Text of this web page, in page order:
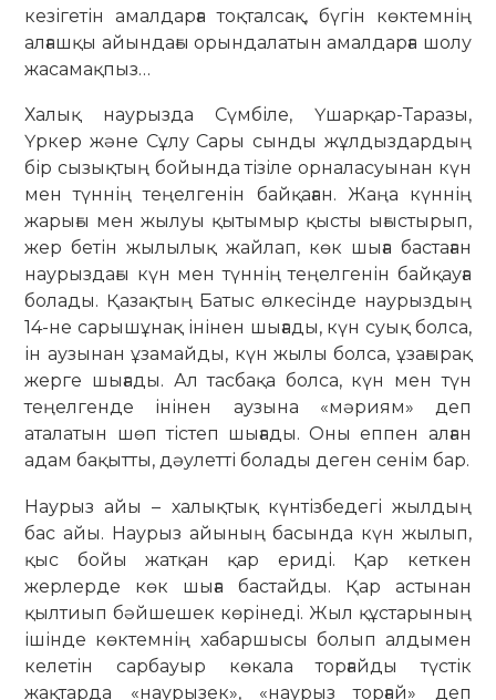
кезігетін амалдарға тоқ­тал­сақ, бүгін көктемнің
алғашқы айын­дағы орындалатын амалдарға шолу
жаса­мақпыз…
Халық наурызда Сүмбіле, Үшарқар-Таразы,
Үркер және Сұлу Сары сынды жұлдыздардың
бір сызықтың бойында тізіле орналасуынан күн
мен түннің теңелгенін байқаған. Жаңа күннің
жарығы мен жылуы қытымыр қысты ығыстырып,
жер бетін жылылық жайлап, көк шыға бастаған
наурыздағы күн мен түннің теңелгенін байқауға
болады. Қазақтың Батыс өлкесінде наурыздың
14-не сарышұнақ інінен шығады, күн суық болса,
ін аузынан ұзамайды, күн жылы болса, ұзағырақ
жерге шығады. Ал тасбақа болса, күн мен түн
теңелгенде інінен аузына «мәриям» деп
аталатын шөп тістеп шығады. Оны еппен алған
адам бақытты, дәулетті болады деген сенім бар.
Наурыз айы – халықтық күнтізбедегі жылдың
бас айы. Наурыз айының басында күн жылып,
қыс бойы жатқан қар ериді. Қар кеткен
жерлерде көк шыға бастайды. Қар астынан
қылтиып бәйшешек көрінеді. Жыл құстарының
ішінде көктемнің хабаршысы болып алдымен
келетін сарбауыр көкала торғайды түстік
жақтарда «наурызек», «наурыз торғай» деп